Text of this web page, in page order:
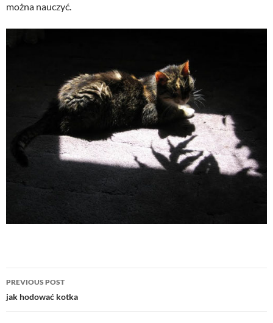
można nauczyć.
Post
navigation
PREVIOUS POST
jak hodować kotka